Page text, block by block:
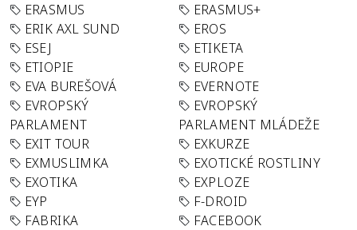
ERASMUS
ERASMUS+
ERIK AXL SUND
EROS
ESEJ
ETIKETA
ETIOPIE
EUROPE
EVA BUREŠOVÁ
EVERNOTE
EVROPSKÝ
PARLAMENT
EVROPSKÝ
PARLAMENT MLÁDEŽE
EXIT TOUR
EXKURZE
EXMUSLIMKA
EXOTICKÉ ROSTLINY
EXOTIKA
EXPLOZE
EYP
F-DROID
FABRIKA
FACEBOOK